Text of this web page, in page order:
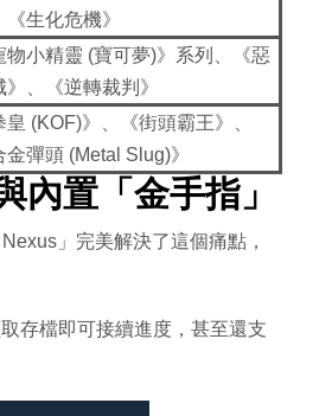
《生化危機》
物小精靈 (寶可夢)》系列、《惡
》、《逆轉裁判》
皇 (KOF)》、《街頭霸王》、
金彈頭 (Metal Slug)》
內置「金手指」
」完美解決了這個痛點，
存檔即可接續進度，甚至還支